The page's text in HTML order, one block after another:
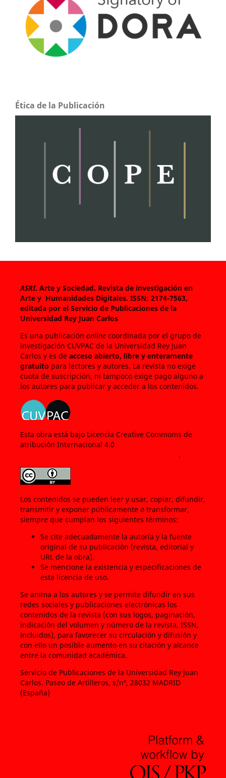
Ética de la Publicación
ASRI. Arte y Sociedad. Revista de investigación en
Arte y Humanidades Digitales. ISSN: 2174-7563,
editada por el Servicio de Publicaciones de la
Universidad Rey Juan Carlos
Es una publicación onlinecoordinada por el grupo de
investigación CUVPAC de la Universidad Rey Juan
Carlos y es de acceso abierto, libre y enteramente
gratuito para lectores y autores. La revista no exige
cuota de suscripción, ni tampoco exige pago alguno a
los autores para publicar y acceder a los contenidos.
Esta obra está bajo Licencia Creative Commoms de
atribución Internacional 4.0
.
Los contenidos se pueden leer y usar, copiar, difundir,
transmitir y exponer públicamente o transformar,
siempre que cumplan los siguientes términos:
Se cite adecuadamente la autoría y la fuente
original de su publicación (revista, editorial y
URL de la obra).
Se mencione la existencia y especificaciones de
esta licencia de uso.
Se anima a los autores y se permite difundir en sus
redes sociales y publicaciones electrónicas los
contenidos de la revista (con sus logos, paginación,
indicación del volumen y número de la revista, ISSN,
incluidos), para favorecer su circulación y difusión y
con ello un posible aumento en su citación y alcance
entre la comunidad académica.
Servicio de Publicaciones de la Universidad Rey Juan
Carlos. Paseo de Artilleros, s/nº, 28032 MADRID
(España)